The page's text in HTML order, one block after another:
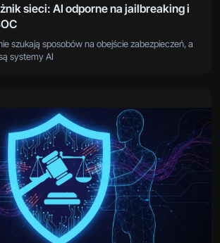
sieci: AI odporne na jailbreaking i
szukają sposobów na obejście zabezpieczeń, a
systemy AI